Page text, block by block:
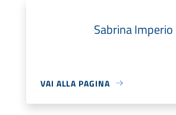
Sabrina Imperio
VAI ALLA PAGINA